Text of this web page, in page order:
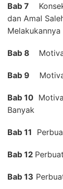
Bab 7
dan Amal
Melakukannya
Bab 8
Bab 9
Bab 10
Banyak
Bab 11
Bab 12
Bab 13